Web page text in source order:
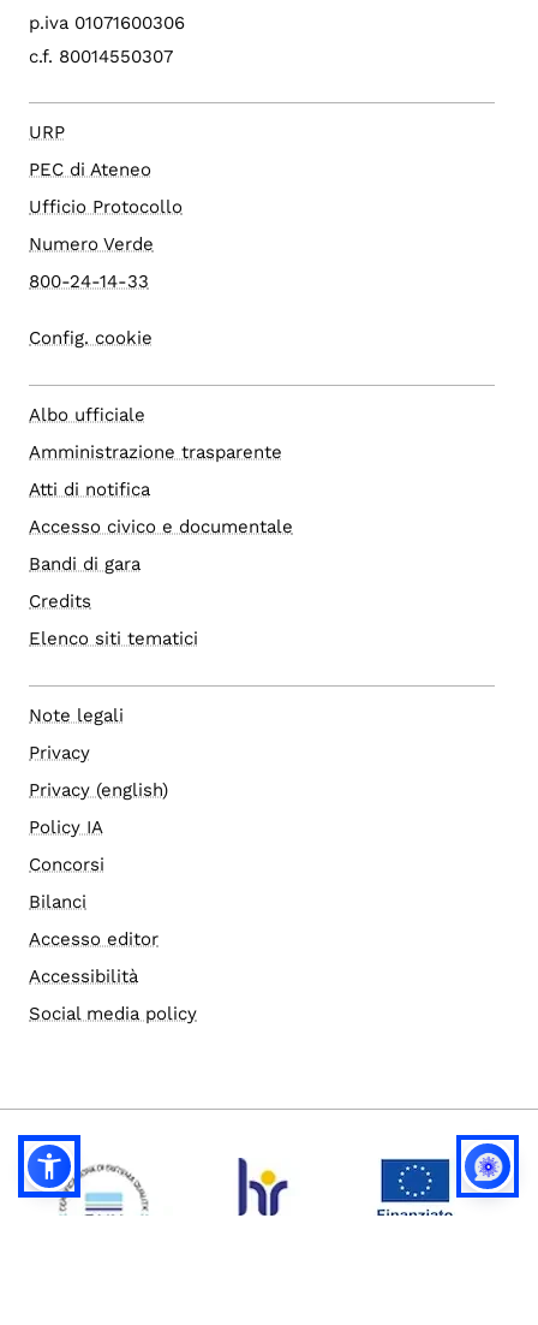
p.iva 01071600306
c.f. 80014550307
URP
PEC di Ateneo
Ufficio Protocollo
Numero Verde
800-24-14-33
Config. cookie
Albo ufficiale
Amministrazione trasparente
Atti di notifica
Accesso civico e documentale
Bandi di gara
Credits
Elenco siti tematici
Note legali
Privacy
Privacy (english)
Policy IA
Concorsi
Bilanci
Accesso editor
Accessibilità
Social media policy